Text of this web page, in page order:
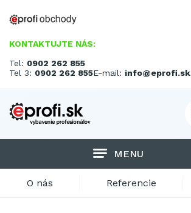
KONTAKTUJTE NÁS:
Tel: 0902 262 855
Tel 3: 0902 262 855E-mail: info@eprofi.sk
MENU
O nás Referencie